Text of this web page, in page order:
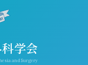
学会
and Surgery